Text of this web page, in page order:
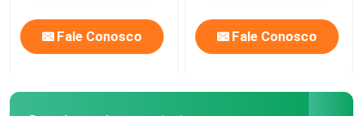
Fale Conosco Fale Conosco